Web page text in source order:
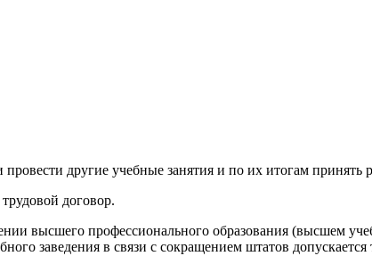
другие учебные занятия и по их итогам принять
договор.
высшего профессионального образования (высшем
заведения в связи с сокращением штатов допускается